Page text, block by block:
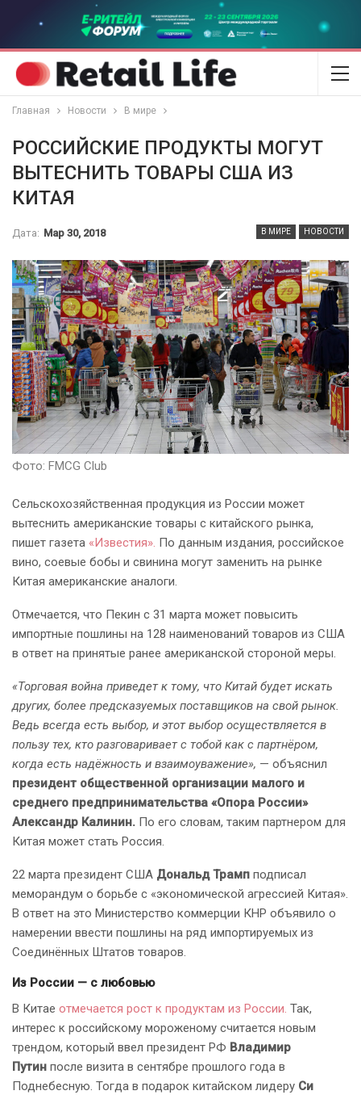
Главная Новости В мире
РОССИЙСКИЕ ПРОДУКТЫ МОГУТ
ВЫТЕСНИТЬ ТОВАРЫ США ИЗ
КИТАЯ
В МИРЕ НОВОСТИ
Дата: Мар 30, 2018
Фото: FMCG Club
Сельскохозяйственная продукция из России может
вытеснить американские товары с китайского рынка,
пишет газета «Известия». По данным издания, российское
вино, соевые бобы и свинина могут заменить на рынке
Китая американские аналоги.
Отмечается, что Пекин с 31 марта может повысить
импортные пошлины на 128 наименований товаров из США
в ответ на принятые ранее американской стороной меры.
«Торговая война приведет к тому, что Китай будет искать
других, более предсказуемых поставщиков на свой рынок.
Ведь всегда есть выбор, и этот выбор осуществляется в
пользу тех, кто разговаривает с тобой как с партнёром,
когда есть надёжность и взаимоуважение», — объяснил
президент общественной организации малого и
среднего предпринимательства «Опора России»
Александр Калинин. По его словам, таким партнером для
Китая может стать Россия.
22 марта президент США Дональд Трамп подписал
меморандум о борьбе с «экономической агрессией Китая».
В ответ на это Министерство коммерции КНР объявило о
намерении ввести пошлины на ряд импортируемых из
Соединённых Штатов товаров.
Из России — с любовью
В Китае отмечается рост к продуктам из России. Так,
интерес к российскому мороженому считается новым
трендом, который ввел президент РФ Владимир
Путин после визита в сентябре прошлого года в
Поднебесную. Тогда в подарок китайском лидеру Си